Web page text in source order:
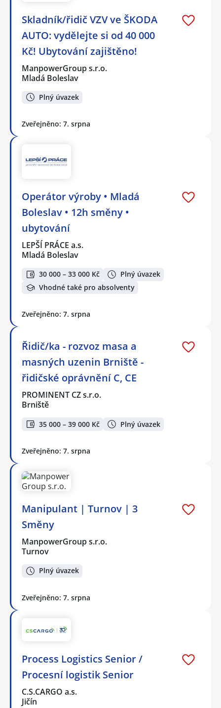
Skladník/řidič VZV ve ŠKODA
AUTO: vydělejte si od 40 000
Kč! Ubytování zajištěno!
ManpowerGroup s.r.o.
Mladá Boleslav
Plný úvazek
Zveřejněno: 7. srpna
Operátor výroby • Mladá
Boleslav • 12h směny •
ubytování
LEPŠÍ PRÁCE a.s.
Mladá Boleslav
30 000 – 33 000 Kč
Plný úvazek
Vhodné také pro absolventy
Zveřejněno: 7. srpna
Řidič/ka - rozvoz masa a
masných uzenin Brniště -
řidičské oprávnění C, CE
PROMINENT CZ s.r.o.
Brniště
35 000 – 39 000 Kč Plný úvazek
Zveřejněno: 7. srpna
Manipulant | Turnov | 3
Směny
ManpowerGroup s.r.o.
Turnov
Plný úvazek
Zveřejněno: 7. srpna
Process Logistics Senior /
Procesní logistik Senior
C.S.CARGO a.s.
Jičín